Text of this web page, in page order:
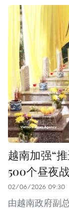
越南加强“
500个昼夜
02/06/2026 09:30
由越南政府副